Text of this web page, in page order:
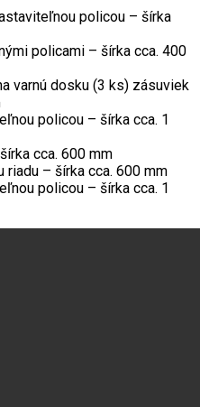
policou – šírka
policami – šírka cca. 400
varnú dosku (3 ks) zásuviek
policou – šírka cca. 1
cca. 600 mm
riadu – šírka cca. 600 mm
policou – šírka cca. 1